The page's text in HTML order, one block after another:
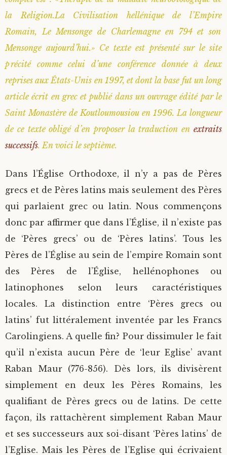
Saint Sophrony l’Athonite
Sainte Xenia
Sainte Matrone de Moscou
Staritsa Marie Makovkine
Natalia de Vyritsa
Staritsa Anastasia
Archimandrite Lazare (Abachidzé)
Geronda Arsenios le Spiléote
Gerondissa Makrina (Vassopoulou)
Archimandrite Nathanaël (Pospelov)
Père Héliodore
la Religion.La Civilisation hellénique de l’Empire
Romain, Le Mensonge de Charlemagne en 794 et son
Mensonge aujourd’hui.» Ce texte est présenté sur le site
précité comme celui d’une conférence donnée à deux
reprises aux États-Unis en 1997, et dont la base fut un long
article écrit en grec et publié dans un ouvrage édité par le
Saint Monastère de Koutloumousiou en 1996. La longueur
de ce texte obligé d’en proposer la traduction en extraits
successifs. En voici le septième.
Dans l’Église Orthodoxe, il n’y a pas de Pères
grecs et de Pères latins mais seulement des Pères
qui parlaient grec ou latin. Nous commençons
donc par affirmer que dans l’Église, il n’existe pas
de ‘Pères grecs’ ou de ‘Pères latins’. Tous les
Pères de l’Église au sein de l’empire Romain sont
des Pères de l’Église, hellénophones ou
latinophones selon leurs caractéristiques
locales. La distinction entre ‘Pères grecs ou
latins’ fut littéralement inventée par les Francs
Carolingiens. A quelle fin? Pour dissimuler le fait
qu’il n’exista aucun Père de ‘leur Eglise’ avant
Raban Maur (776-856). Dès lors, ils divisèrent
simplement en deux les Pères Romains, les
qualifiant de Pères grecs ou de latins. De cette
façon, ils rattachèrent simplement Raban Maur
et ses successeurs aux soi-disant ‘Pères latins’ de
l’Eglise. Mais les Pères de l’Eglise qui écrivaient